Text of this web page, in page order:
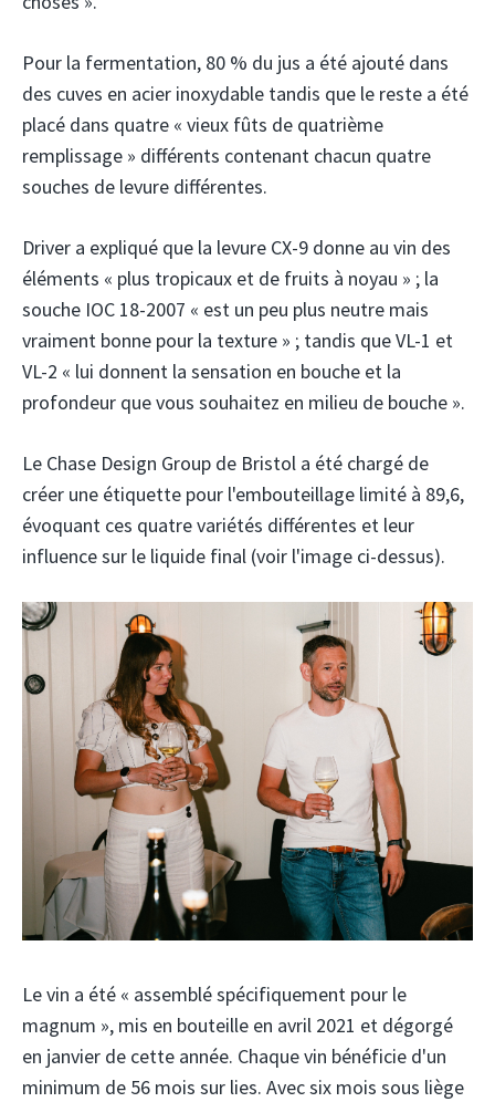
Pour la fermentation, 80 % du jus a été ajouté dans
des cuves en acier inoxydable tandis que le reste a été
placé dans quatre « vieux fûts de quatrième
remplissage » différents contenant chacun quatre
souches de levure différentes.
Driver a expliqué que la levure CX-9 donne au vin des
éléments « plus tropicaux et de fruits à noyau » ; la
souche IOC 18-2007 « est un peu plus neutre mais
vraiment bonne pour la texture » ; tandis que VL-1 et
VL-2 « lui donnent la sensation en bouche et la
profondeur que vous souhaitez en milieu de bouche ».
Le Chase Design Group de Bristol a été chargé de
créer une étiquette pour l'embouteillage limité à 89,6,
évoquant ces quatre variétés différentes et leur
influence sur le liquide final (voir l'image ci-dessus).
Le vin a été « assemblé spécifiquement pour le
magnum », mis en bouteille en avril 2021 et dégorgé
en janvier de cette année. Chaque vin bénéficie d'un
minimum de 56 mois sur lies. Avec six mois sous liège